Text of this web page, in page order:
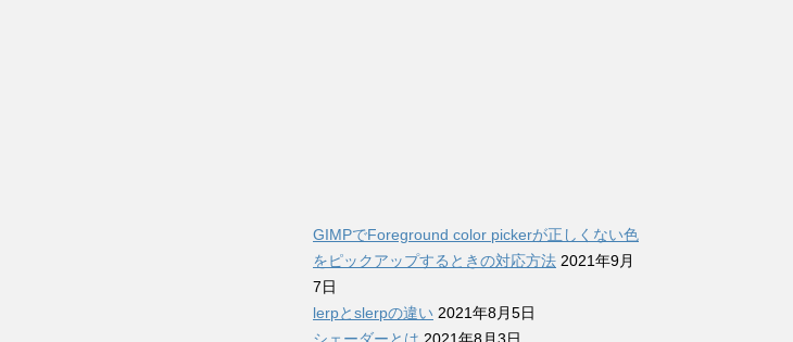
GIMPでForeground color pickerが正しくない色
をピックアップするときの対応方法 2021年9月
7日
lerpとslerpの違い 2021年8月5日